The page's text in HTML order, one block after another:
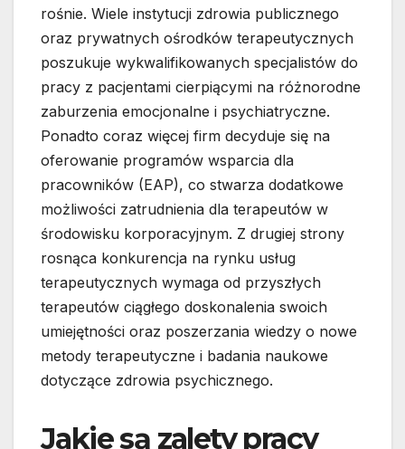
rośnie. Wiele instytucji zdrowia publicznego
oraz prywatnych ośrodków terapeutycznych
poszukuje wykwalifikowanych specjalistów do
pracy z pacjentami cierpiącymi na różnorodne
zaburzenia emocjonalne i psychiatryczne.
Ponadto coraz więcej firm decyduje się na
oferowanie programów wsparcia dla
pracowników (EAP), co stwarza dodatkowe
możliwości zatrudnienia dla terapeutów w
środowisku korporacyjnym. Z drugiej strony
rosnąca konkurencja na rynku usług
terapeutycznych wymaga od przyszłych
terapeutów ciągłego doskonalenia swoich
umiejętności oraz poszerzania wiedzy o nowe
metody terapeutyczne i badania naukowe
dotyczące zdrowia psychicznego.
Jakie są zalety pracy